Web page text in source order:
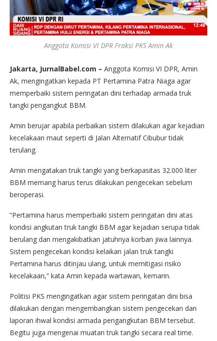
Anggota Komisi VI DPR Fraksi PKS Amin Ak
Jakarta, JurnalBabel.com – Anggota Komisi VI DPR, Amin
Ak, mengingatkan kepada PT Pertamina Patra Niaga agar
memperbaiki sistem peringatan dini terhadap armada truk
tangki pengangkut BBM.
Amin berujar apabila perbaikan sistem dilakukan agar kejadian
kecelakaan maut seperti di Jalan Alternatif Cibubur tidak
terulang.
Amin mengatakan truk tangki yang berkapasitas 32.000 liter
BBM memang harus terus dilakukan pengecekan sebelum
beroperasi.
“Pertamina harus memperbaiki sistem peringatan dini atas
kondisi angkutan truk tangki BBM agar kejadian serupa tidak
berulang dan mengakibatkan jatuhnya korban jiwa lainnya.
Sistem pengecekan kondisi kelaikan jalan truk tangki
Pertamina harus ditinjau ulang, untuk memitigasi risiko
kecelakaan,” kata Amin kepada wartawan, kemarin.
Politisi PKS mengingatkan agar sistem peringatan dini bisa
dilakukan dengan mengembangkan sistem pengecekan dan
laporan ihwal kondisi armada pengangkutan BBM tersebut.
Begitu juga mengenai muatan truk tangki secara real time.